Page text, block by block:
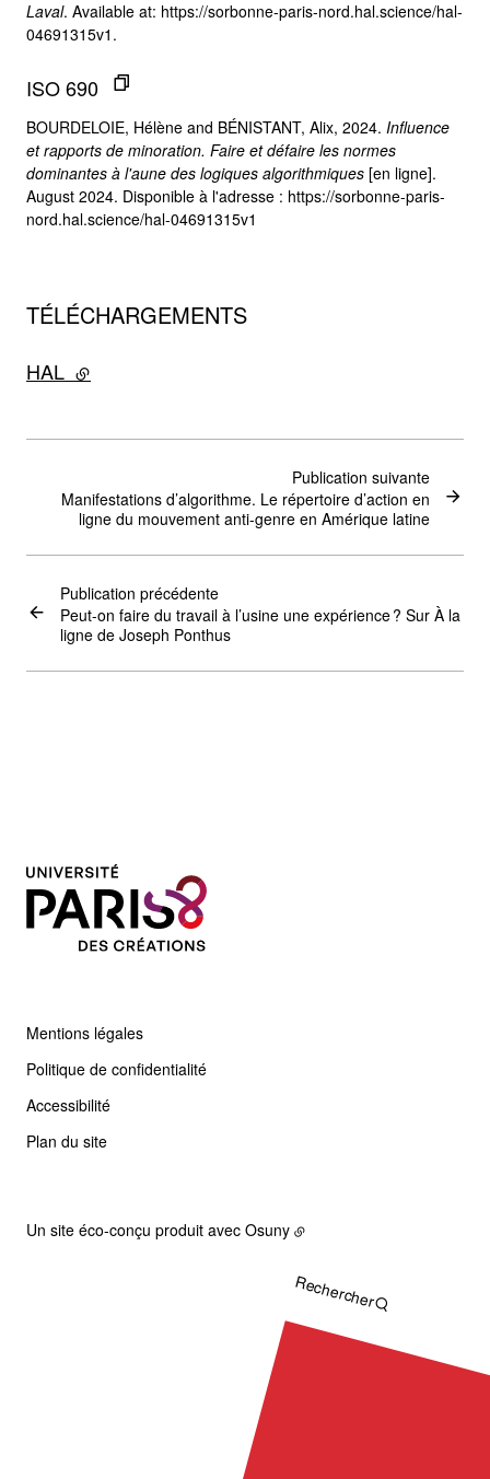
Laval. Available at: https://sorbonne-paris-nord.hal.science/hal-
04691315v1.
ISO 690
BOURDELOIE, Hélène and BÉNISTANT, Alix, 2024. Influence
et rapports de minoration. Faire et défaire les normes
dominantes à l'aune des logiques algorithmiques [en ligne].
August 2024. Disponible à l'adresse : https://sorbonne-paris-
nord.hal.science/hal-04691315v1
TÉLÉCHARGEMENTS
HAL - lien externe
Publication précédente
Peut-on faire du travail à l’usine une expérience ? Sur À la
ligne de Joseph Ponthus
Publication suivante
Manifestations d’algorithme. Le répertoire d’action en
ligne du mouvement anti-genre en Amérique latine
Mentions légales
Politique de confidentialité
Accessibilité
Plan du site
Rechercher
Un site éco-conçu produit avec Osuny